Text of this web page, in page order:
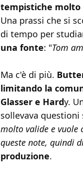
tempistiche
Una prassi che si
di tempo per
una fonte: "Tom
Ma c'è di più.
limitando la
Glasser e Hardy.
sollevava
molto valide e vuole
queste note, quindi
produzione.